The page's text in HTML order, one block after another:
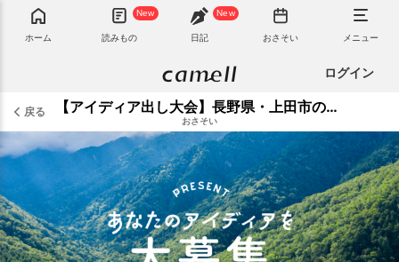
ホーム
New
読みもの
New
日記 おさそい メニュー
ログイン
戻る 【アイディア出し大会】長野県・上田市の「行きたい」スポット募集！
おさそい